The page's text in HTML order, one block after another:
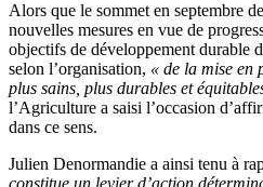
Alors que le sommet en septembre
nouvelles mesures en vue de
objectifs de développement durable
selon l’organisation, « de la mise en
plus sains, plus durables et
l’Agriculture a saisi l’occasion
dans ce sens.
Julien Denormandie a ainsi tenu à